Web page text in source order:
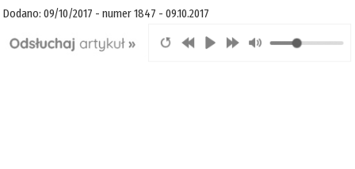
Dodano: 09/10/2017 - numer 1847 - 09.10.2017